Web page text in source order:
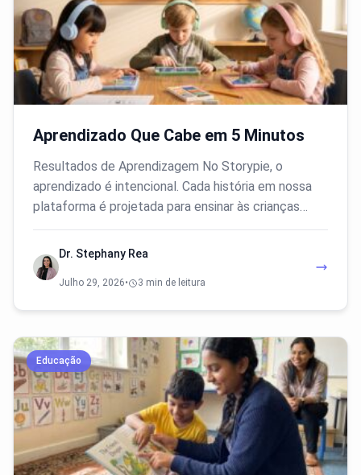
Aprendizado Que Cabe em 5 Minutos
Resultados de Aprendizagem No Storypie, o
aprendizado é intencional. Cada história em nossa
plataforma é projetada para ensinar às crianças…
Dr. Stephany Rea
Julho 29, 2026• 3 min de leitura
Educação